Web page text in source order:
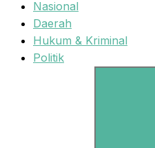
Nasional
Daerah
Hukum & Kriminal
Politik